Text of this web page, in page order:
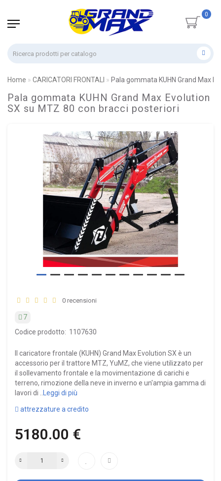
0
Home CARICATORI FRONTALI Pala gommata KUHN Grand Max
Pala gommata KUHN Grand Max Evolution
SX su MTZ 80 con bracci posteriori
0 recensioni
7
Codice prodotto: 1107630
Il caricatore frontale (KUHN) Grand Max Evolution SX è un
accessorio per il trattore MTZ, YuMZ, che viene utilizzato per
il sollevamento frontale e la movimentazione di carichi e
terreno, rimozione della neve in inverno e un'ampia gamma di
lavori di ..
Leggi di più
attrezzature a credito
5180.00 €